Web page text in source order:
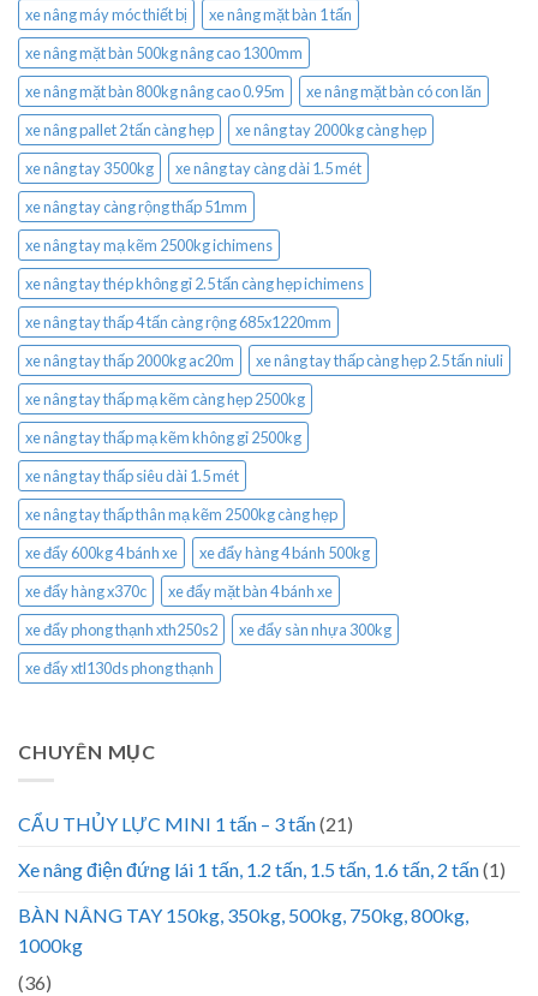
xe nâng máy móc thiết bị
xe nâng mặt bàn 1 tấn
xe nâng mặt bàn 500kg nâng cao 1300mm
xe nâng mặt bàn 800kg nâng cao 0.95m
xe nâng mặt bàn có con lăn
xe nâng pallet 2 tấn càng hẹp
xe nâng tay 2000kg càng hẹp
xe nâng tay 3500kg
xe nâng tay càng dài 1.5 mét
xe nâng tay càng rộng thấp 51mm
xe nâng tay mạ kẽm 2500kg ichimens
xe nâng tay thép không gỉ 2.5 tấn càng hẹp ichimens
xe nâng tay thấp 4 tấn càng rộng 685x1220mm
xe nâng tay thấp 2000kg ac20m
xe nâng tay thấp càng hẹp 2.5 tấn niuli
xe nâng tay thấp mạ kẽm càng hẹp 2500kg
xe nâng tay thấp mạ kẽm không gỉ 2500kg
xe nâng tay thấp siêu dài 1.5 mét
xe nâng tay thấp thân mạ kẽm 2500kg càng hẹp
xe đẩy 600kg 4 bánh xe
xe đẩy hàng 4 bánh 500kg
xe đẩy hàng x370c
xe đẩy mặt bàn 4 bánh xe
xe đẩy phong thạnh xth250s2
xe đẩy sàn nhựa 300kg
xe đẩy xtl130ds phong thạnh
CHUYÊN MỤC
CẨU THỦY LỰC MINI 1 tấn – 3 tấn(21)
Xe nâng điện đứng lái 1 tấn, 1.2 tấn, 1.5 tấn, 1.6 tấn, 2 tấn(1)
BÀN NÂNG TAY 150kg, 350kg, 500kg, 750kg, 800kg,
1000kg
(36)